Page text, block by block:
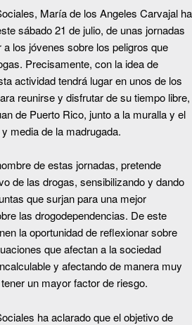
María de los Angeles Carvajal ha
sábado 21 de julio, de unas jornadas
los jóvenes sobre los peligros que
Precisamente, con la idea de
actividad tendrá lugar en unos de los
reunirse y disfrutar de su tiempo libre,
de Puerto Rico, junto a la muralla y el
media de la madrugada.
de estas jornadas, pretende
de las drogas, sensibilizando y dando
que surjan para una mejor
las drogodependencias. De este
la oportunidad de reflexionar sobre
que afectan a la sociedad
y afectando de manera muy
un mayor factor de riesgo.
ha aclarado que el objetivo de